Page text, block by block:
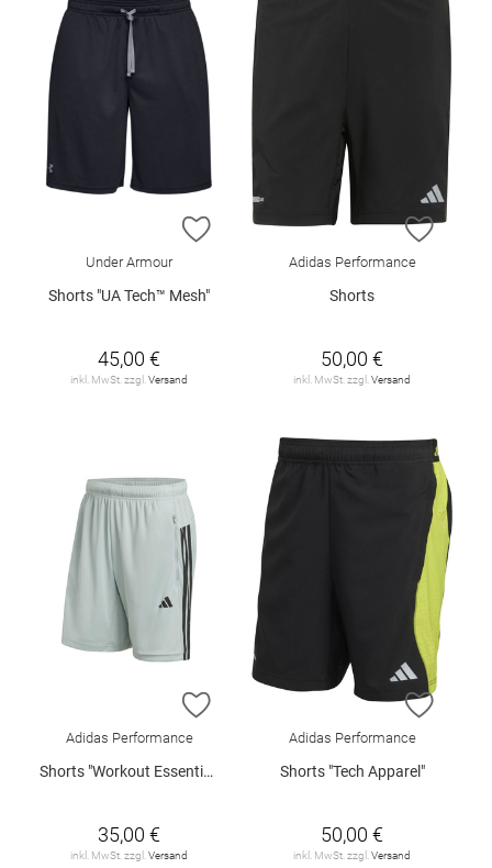
ZUR WUNSCHLISTE HINZUFÜGEN
Under Armour
Shorts "UA Tech™ Mesh"
45,00 €
inkl. MwSt. zzgl.Versand
ZUR
Adidas Performance
Shorts
50,00 €
inkl. MwSt. zzgl.Versand
ZUR WUNSCHLISTE HINZUFÜGEN
Adidas Performance
Shorts "Workout Essentials Base"
35,00 €
inkl. MwSt. zzgl.Versand
ZUR
Adidas Performance
Shorts "Tech Apparel"
50,00 €
inkl. MwSt. zzgl.Versand